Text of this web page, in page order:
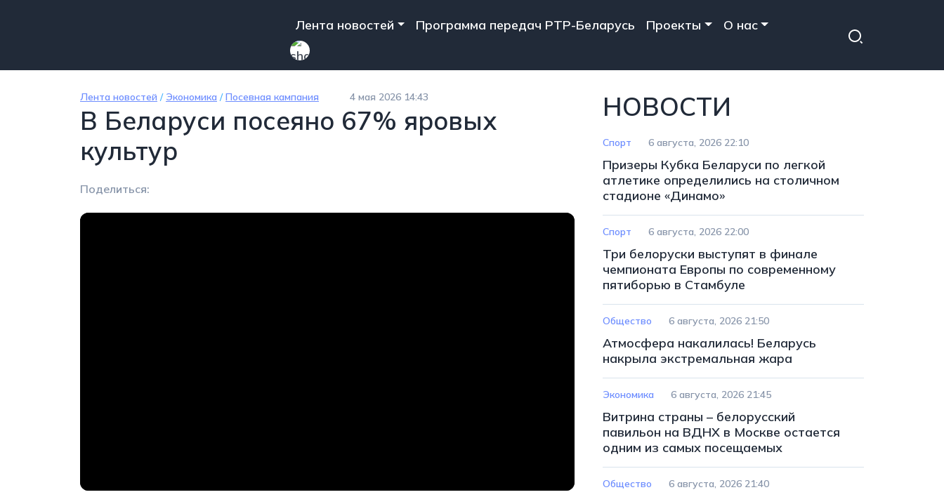
Main navigation
Лента новостей Программа передач РТР-Беларусь Проекты О нас
Лента новостей / Экономика /Посевная кампания 4 мая 2026 14:43
В Беларуси посеяно 67% яровых
культур
Поделиться:
НОВОСТИ
Спорт 6 августа, 2026 22:10
Призеры Кубка Беларуси по легкой
атлетике определились на столичном
стадионе «Динамо»
Спорт 6 августа, 2026 22:00
Три белоруски выступят в финале
чемпионата Европы по современному
пятиборью в Стамбуле
Общество 6 августа, 2026 21:50
Атмосфера накалилась! Беларусь
накрыла экстремальная жара
Экономика 6 августа, 2026 21:45
Витрина страны – белорусский
павильон на ВДНХ в Москве остается
одним из самых посещаемых
Общество 6 августа, 2026 21:40